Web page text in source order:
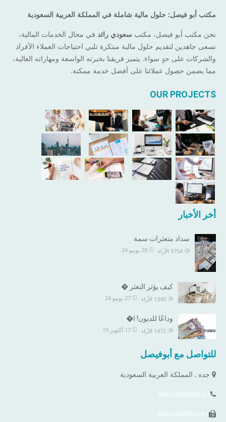
مكتب أبو فيصل: حلول مالية شاملة في المملكة العربية السعودية
نحن مكتب أبو فيصل، مكتب سعودي رائد في مجال الخدمات المالية،
نسعى جاهدين لتقديم حلول مالية مبتكرة تلبي احتياجات العملاء الأفراد
والشركات على حدٍ سواء. يتميز فريقنا بخبرته الواسعة ومهاراته العالية،
مما يضمن حصول عملائنا على أفضل خدمة ممكنة.
OUR PROJECTS
أخر الأخبار
سداد متعثرات سمة
28 يونيو 24 الآراء
كيف يؤثر التعثر �
27 يونيو 24 الآراء
وداعًا للديون! ا�
17 أكتوبر 19 الآراء
للتواصل مع أبوفيصل
جده , المملكة العربية السعودية
+966500008568
+966500008568